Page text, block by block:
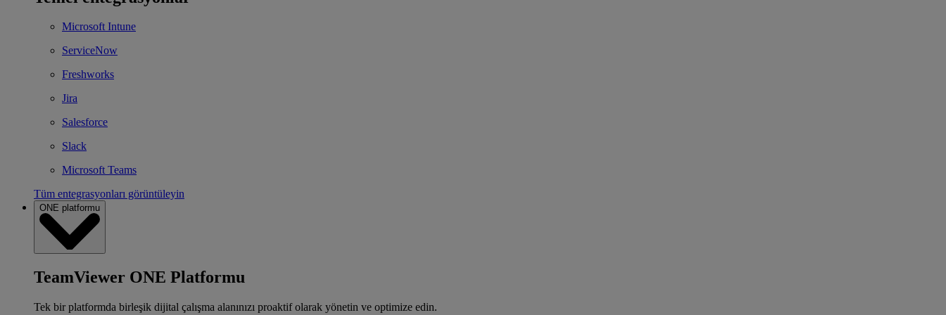
Microsoft Intune
ServiceNow
Freshworks
Jira
Salesforce
Slack
Microsoft Teams
Tüm entegrasyonları görüntüleyin
ONE platformu
TeamViewer ONE Platformu
Tek bir platformda birleşik dijital çalışma alanınızı proaktif olarak yönetin ve optimize edin.